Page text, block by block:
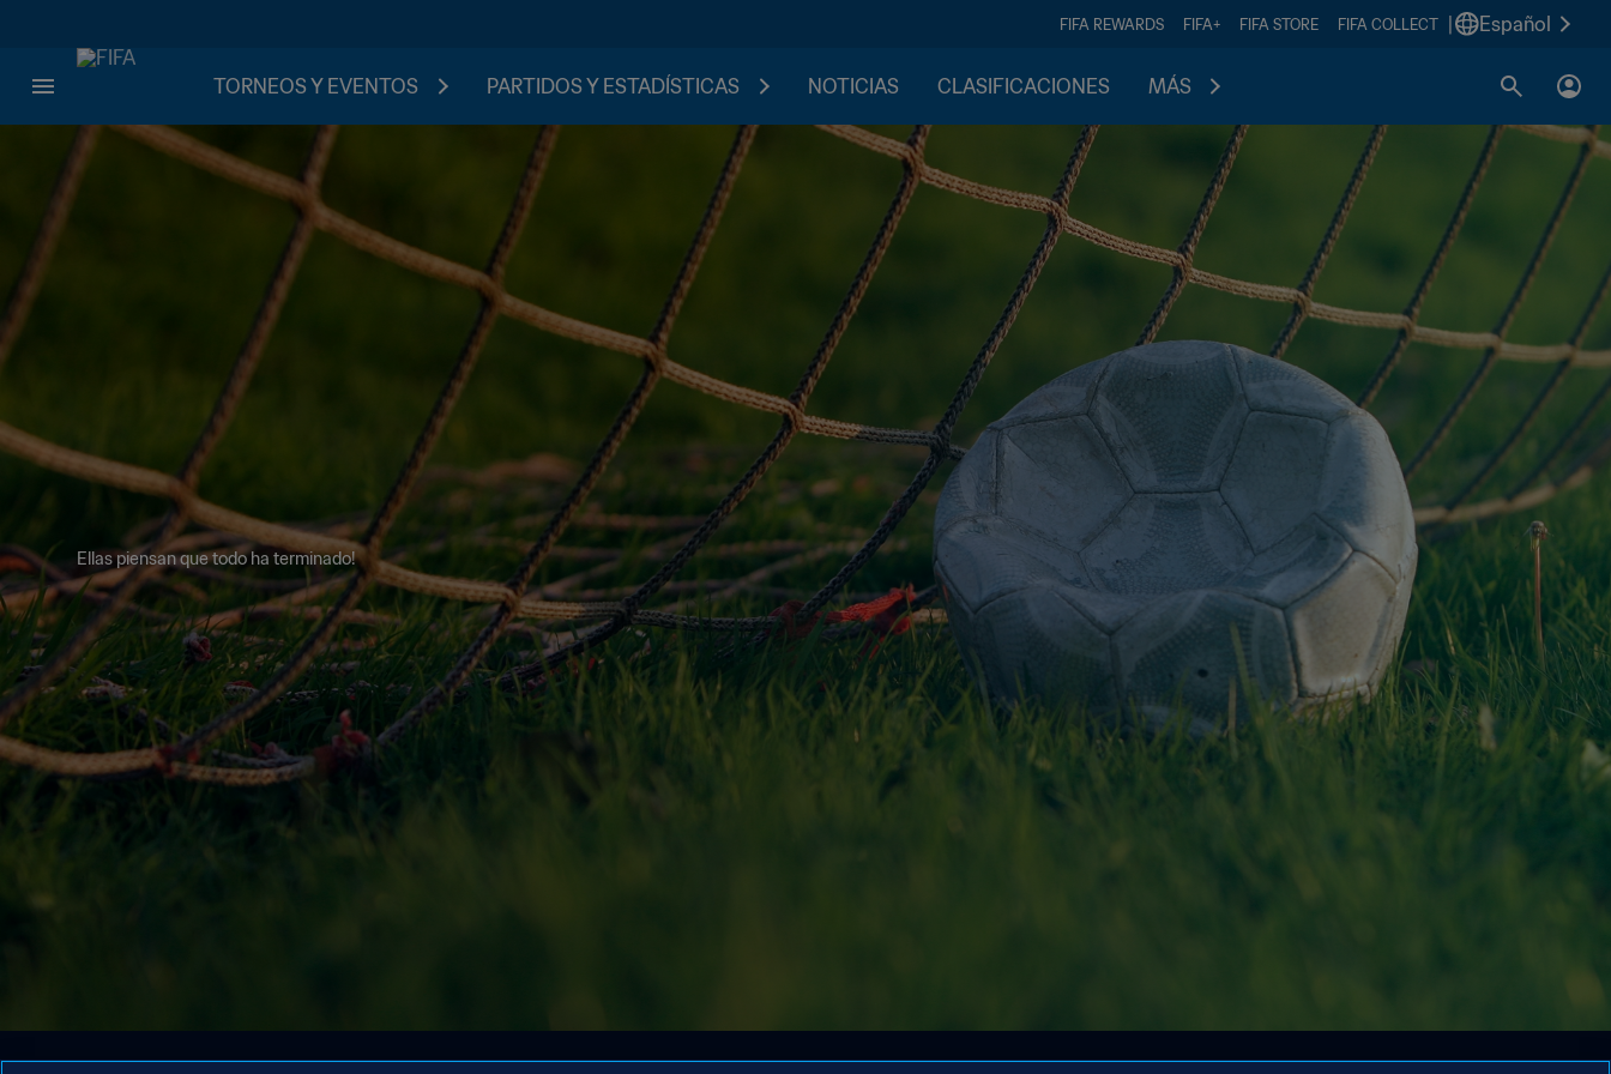
FIFA REWARDS FIFA+ FIFA STORE FIFA COLLECT Español
TORNEOS Y EVENTOS PARTIDOS Y ESTADÍSTICAS NOTICIAS CLASIFICACIONES MÁS
Ellas piensan que todo ha terminado!